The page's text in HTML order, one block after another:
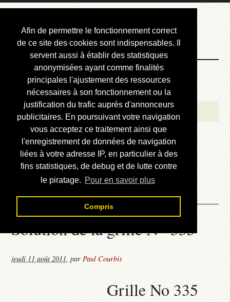
Afin de permettre le fonctionnement correct
de ce site des cookies sont indispensables. Il
servent aussi à établir des statistiques
anonymisées ayant comme finalités
principales l'ajustement des ressources
nécessaires à son fonctionnement ou la
justification du trafic auprès d'annonceurs
publicitaires. En poursuivant votre navigation
vous acceptez ce traitement ainsi que
l'enregistrement de données de navigation
liées à votre adresse IP, en particulier à des
fins statistiques, de debug et de lutte contre
le piratage. Pour en savoir plus
Compris
Courbis, « LE »
Blog Officiel
Bienvenue
Réalisations
Divers (et d’été)
Annonces
Liens externes
Téléchargement
Contact
Solution de la grille N° 335
jeudi 11 août 2011,parPaul Courbis
Grille No 335